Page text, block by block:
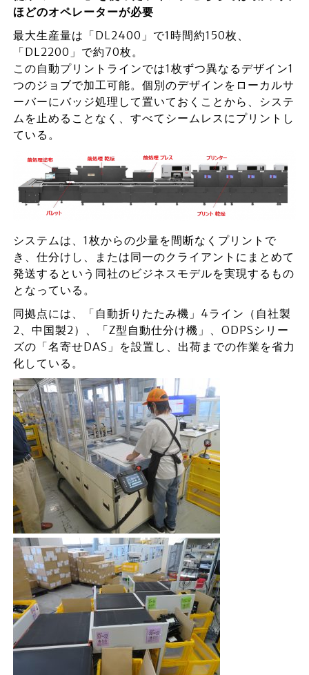
ほどのオペレーターが必要
最大生産量は「DL2400」で1時間約150枚、
「DL2200」で約70枚。
この自動プリントラインでは1枚ずつ異なるデザイン1
つのジョブで加工可能。個別のデザインをローカルサ
ーバーにバッジ処理して置いておくことから、システ
ムを止めることなく、すべてシームレスにプリントし
ている。
システムは、1枚からの少量を間断なくプリントで
き、仕分けし、または同一のクライアントにまとめて
発送するという同社のビジネスモデルを実現するもの
となっている。
同拠点には、「自動折りたたみ機」4ライン（自社製
2、中国製2）、「Z型自動仕分け機」、ODPSシリー
ズの「名寄せDAS」を設置し、出荷までの作業を省力
化している。